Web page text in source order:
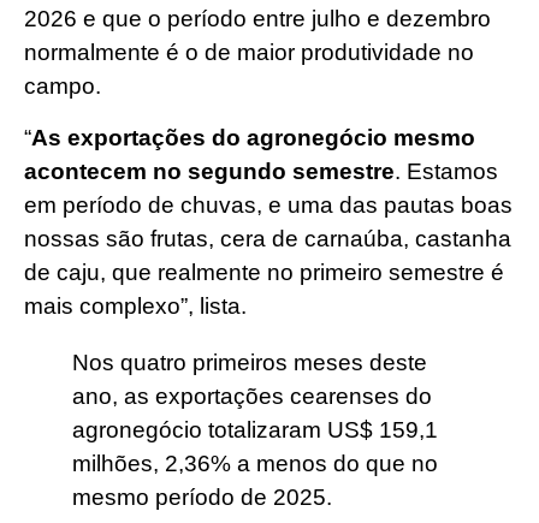
2026 e que o período entre julho e dezembro
normalmente é o de maior produtividade no
campo.
“As exportações do agronegócio mesmo
acontecem no segundo semestre. Estamos
em período de chuvas, e uma das pautas boas
nossas são frutas, cera de carnaúba, castanha
de caju, que realmente no primeiro semestre é
mais complexo”, lista.
Nos quatro primeiros meses deste
ano, as exportações cearenses do
agronegócio totalizaram US$ 159,1
milhões, 2,36% a menos do que no
mesmo período de 2025.